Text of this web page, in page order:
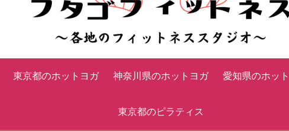
東京都のホットヨガ 神奈川県のホットヨガ 愛知県のホッ
東京都のピラティス